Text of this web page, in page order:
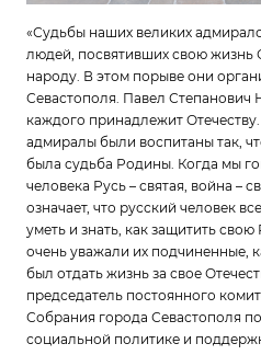
«Судьбы наших великих
людей, посвятивших свою жизнь
народу. В этом порыве они
Севастополя. Павел Степанович
каждого принадлежит
адмиралы были воспитаны так,
была судьба Родины. Когда мы
человека Русь – святая, война –
означает, что русский человек
уметь и знать, как защитить
очень уважали их подчиненные,
был отдать жизнь за свое
председатель постоянного
Собрания города Севастополя
социальной политике и